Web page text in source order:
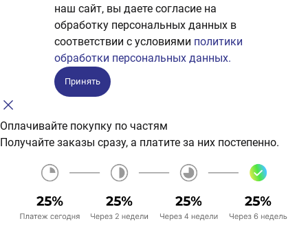
наш сайт, вы даете согласие на
обработку персональных данных в
соответствии с условиями политики
обработки персональных данных.
Принять
Оплачивайте покупку по частям
Получайте заказы сразу, а платите за них постепенно.